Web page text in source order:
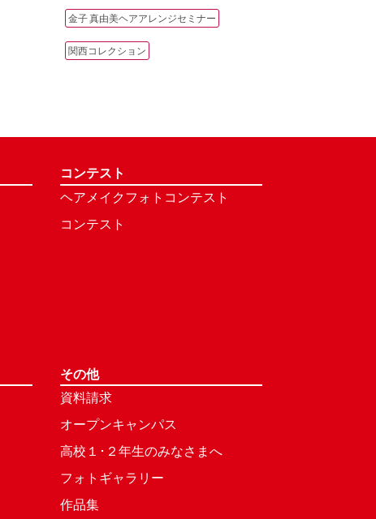
金子 真由美ヘアアレンジセミナー
関西コレクション
コンテスト
ヘアメイクフォトコンテスト
コンテスト
その他
資料請求
オープンキャンパス
高校１･２年生のみなさまへ
フォトギャラリー
作品集